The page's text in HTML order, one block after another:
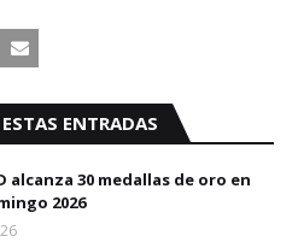
ENTRADAS
alcanza 30 medallas de oro en
2026